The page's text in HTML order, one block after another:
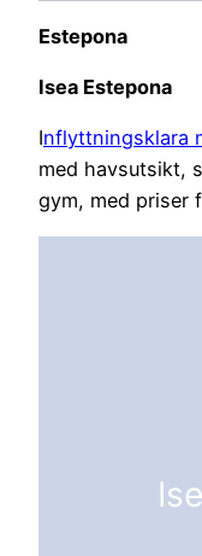
Estepona
Isea Estepona
Inflyttningsklara
med havsutsikt,
gym, med priser